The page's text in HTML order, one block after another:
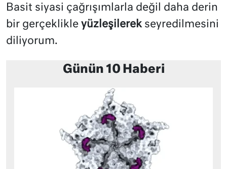
Basit siyasi çağrışımlarla değil daha derin
bir gerçeklikle yüzleşilerekseyredilmesini
diliyorum.
Günün 10 Haberi